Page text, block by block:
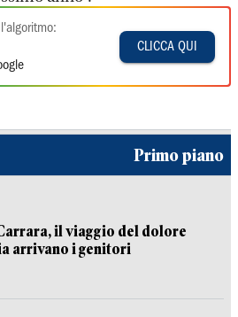
CLICCA QUI
Primo piano
il viaggio del dolore
arrivano i genitori